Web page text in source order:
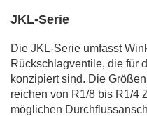
JKL-Serie
Die JKL-Serie umfasst
Rückschlagventile, die für
konzipiert sind. Die
reichen von R1/8 bis R1/4
möglichen